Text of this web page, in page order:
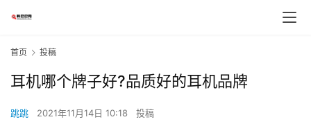
首页 投稿
耳机哪个牌子好?品质好的耳机品牌
跳跳 2021年11月14日 10:18 投稿